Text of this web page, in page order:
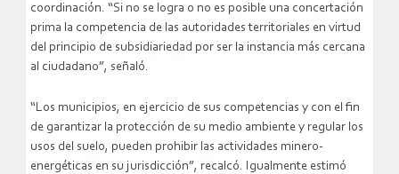
coordinación. “Si no se logra o no es posible una concertación
prima la competencia de las autoridades territoriales en virtud
del principio de subsidiariedad por ser la instancia más cercana
al ciudadano”, señaló.
“Los municipios, en ejercicio de sus competencias y con el fin
de garantizar la protección de su medio ambiente y regular los
usos del suelo, pueden prohibir las actividades minero-
energéticas en su jurisdicción”, recalcó. Igualmente estimó